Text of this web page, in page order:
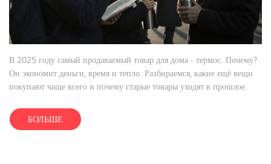
В 2025 году самый продаваемый товар для дома - термос. Почему?
Он экономит деньги, время и тепло. Разбираемся, какие ещё вещи
покупают чаще всего и почему старые товары уходят в прошлое.
БОЛЬШЕ